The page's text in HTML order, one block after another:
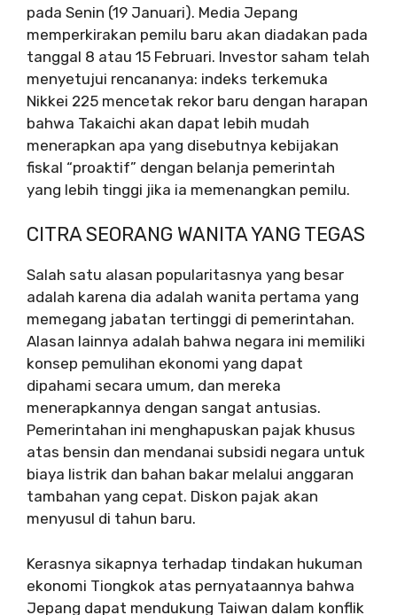
pada Senin (19 Januari). Media Jepang
memperkirakan pemilu baru akan diadakan pada
tanggal 8 atau 15 Februari. Investor saham telah
menyetujui rencananya: indeks terkemuka
Nikkei 225 mencetak rekor baru dengan harapan
bahwa Takaichi akan dapat lebih mudah
menerapkan apa yang disebutnya kebijakan
fiskal “proaktif” dengan belanja pemerintah
yang lebih tinggi jika ia memenangkan pemilu.
CITRA SEORANG WANITA YANG TEGAS
Salah satu alasan popularitasnya yang besar
adalah karena dia adalah wanita pertama yang
memegang jabatan tertinggi di pemerintahan.
Alasan lainnya adalah bahwa negara ini memiliki
konsep pemulihan ekonomi yang dapat
dipahami secara umum, dan mereka
menerapkannya dengan sangat antusias.
Pemerintahan ini menghapuskan pajak khusus
atas bensin dan mendanai subsidi negara untuk
biaya listrik dan bahan bakar melalui anggaran
tambahan yang cepat. Diskon pajak akan
menyusul di tahun baru.
Kerasnya sikapnya terhadap tindakan hukuman
ekonomi Tiongkok atas pernyataannya bahwa
Jepang dapat mendukung Taiwan dalam konflik